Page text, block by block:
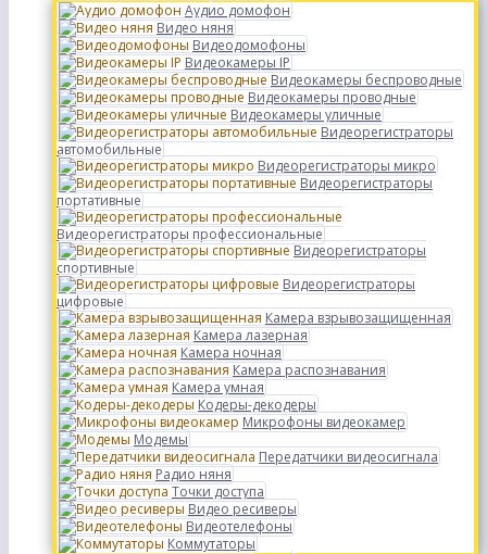
Аудио домофон
Видео няня
Видеодомофоны
Видеокамеры IP
Видеокамеры беспроводные
Видеокамеры проводные
Видеокамеры уличные
Видеорегистраторы
автомобильные
Видеорегистраторы микро
Видеорегистраторы
портативные
Видеорегистраторы профессиональные
Видеорегистраторы
спортивные
Видеорегистраторы
цифровые
Камера взрывозащищенная
Камера лазерная
Камера ночная
Камера распознавания
Камера умная
Кодеры-декодеры
Микрофоны видеокамер
Модемы
Передатчики видеосигнала
Радио няня
Точки доступа
Видео ресиверы
Видеотелефоны
Коммутаторы